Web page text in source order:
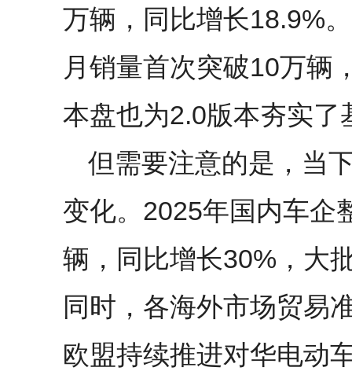
万辆，同比增长18.9%
月销量首次突破10万辆
本盘也为2.0版本夯实了
但需要注意的是，当
变化。2025年国内车企
辆，同比增长30%，大
同时，各海外市场贸易
欧盟持续推进对华电动